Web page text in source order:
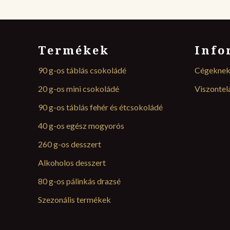
Termékek
90 g-os táblás csokoládé
20 g-os mini csokoládé
90 g-os táblás fehér és étcsokoládé
40 g-os egész mogyorós
260 g-os desszert
Alkoholos desszert
80 g-os pálinkás drazsé
Szezonális termékek
Cégeknek